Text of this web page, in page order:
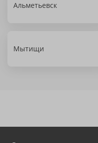
Альметьевск
Мытищи